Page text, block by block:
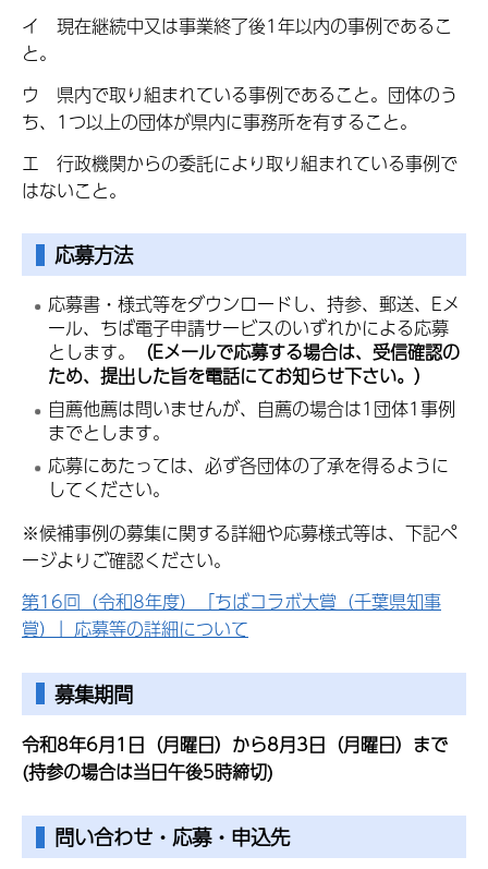
イ 現在継続中又は事業終了後1年以内の事例であるこ
と。
ウ 県内で取り組まれている事例であること。団体のう
ち、1つ以上の団体が県内に事務所を有すること。
エ 行政機関からの委託により取り組まれている事例で
はないこと。
応募方法
応募書・様式等をダウンロードし、持参、郵送、Eメ
ール、ちば電子申請サービスのいずれかによる応募
とします。
（Eメールで応募する場合は、受信確認の
ため、提出した旨を電話にてお知らせ下さい。）
自薦他薦は問いませんが、自薦の場合は1団体1事例
までとします。
応募にあたっては、必ず各団体の了承を得るように
してください。
※候補事例の募集に関する詳細や応募様式等は、下記ペ
ージよりご確認ください。
第16回（令和8年度）「ちばコラボ大賞（千葉県知事
賞）」応募等の詳細について
募集期間
令和8年6月1日（月曜日）から8月3日（月曜日）まで
(持参の場合は当日午後5時締切)
問い合わせ・応募・申込先